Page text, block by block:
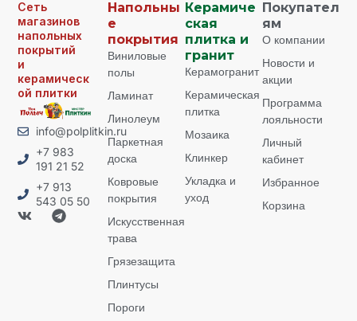
Сеть
магазинов
напольных
покрытий
и
керамическ
ой плитки
info@polplitkin.ru
+7 983
191 21 52
+7 913
543 05 50
Напольны
е
покрытия
Виниловые
полы
Ламинат
Линолеум
Паркетная
доска
Ковровые
покрытия
Искусственная
трава
Грязезащита
Плинтусы
Пороги
Керамиче
ская
плитка и
гранит
Керамогранит
Керамическая
плитка
Мозаика
Клинкер
Укладка и
уход
Покупател
ям
О компании
Новости и
акции
Программа
лояльности
Личный
кабинет
Избранное
Корзина